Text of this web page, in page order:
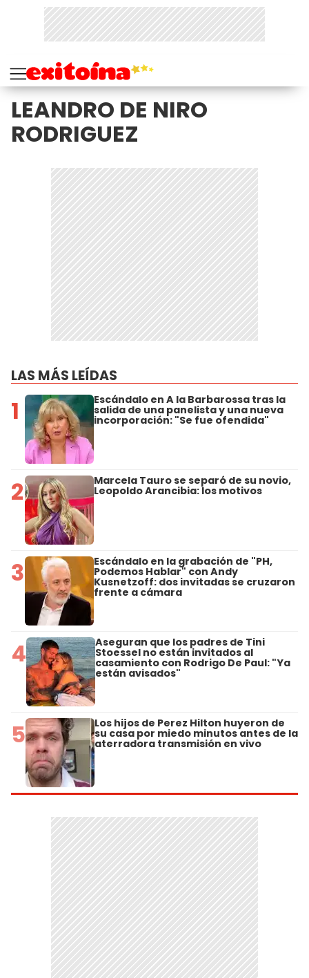
LEANDRO DE NIRO
RODRIGUEZ
LAS MÁS LEÍDAS
1 Escándalo en A la Barbarossa tras la
salida de una panelista y una nueva
incorporación: "Se fue ofendida"
2 Marcela Tauro se separó de su novio,
Leopoldo Arancibia: los motivos
3 Escándalo en la grabación de "PH,
Podemos Hablar" con Andy
Kusnetzoff: dos invitadas se cruzaron
frente a cámara
4 Aseguran que los padres de Tini
Stoessel no están invitados al
casamiento con Rodrigo De Paul: "Ya
están avisados"
5 Los hijos de Perez Hilton huyeron de
su casa por miedo minutos antes de la
aterradora transmisión en vivo